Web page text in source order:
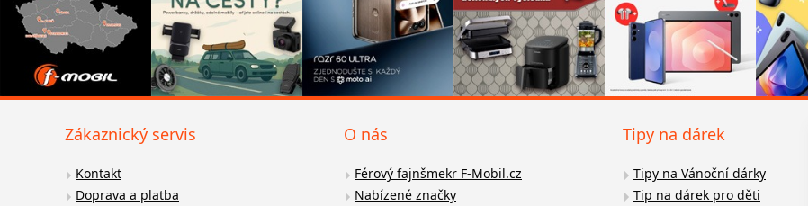
Zákaznický servis
Kontakt
Doprava a platba
O nás
Férový fajnšmekr F-Mobil.cz
Nabízené značky
Tipy na dárek
Tipy na Vánoční dárky
Tip na dárek pro děti